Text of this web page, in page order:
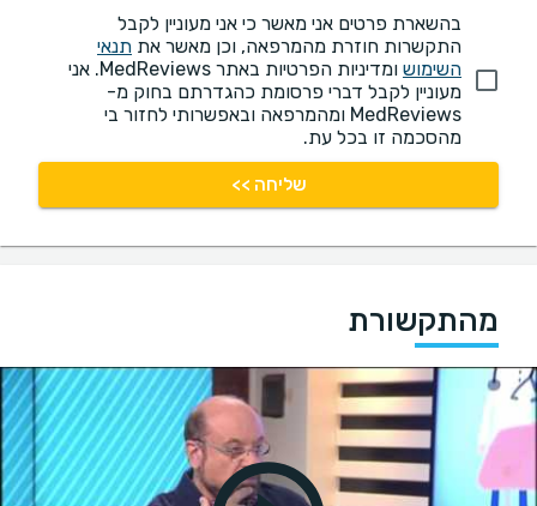
בהשארת פרטים אני מאשר כי אני מעוניין לקבל
התקשרות חוזרת מהמרפאה, וכן מאשר את תנאי
השימוש
ומדיניות הפרטיות באתר MedReviews. אני
מעוניין לקבל דברי פרסומת כהגדרתם בחוק מ-
MedReviews ומהמרפאה ובאפשרותי לחזור בי
מהסכמה זו בכל עת.
שליחה >>
מהתקשורת